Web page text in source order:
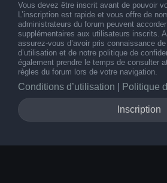
Vous devez être inscrit avant de pouvoir
L’inscription est rapide et vous offre de
administrateurs du forum peuvent
supplémentaires aux utilisateurs inscrits.
assurez-vous d’avoir pris connaissance
d’utilisation et de notre politique de
également prendre le temps de consulter
règles du forum lors de votre navigation.
Conditions d’utilisation Politique
Inscription